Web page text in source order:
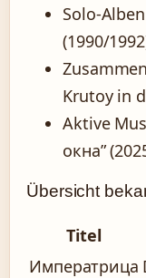
Solo-
(1990/
Krutoy in
Aktive
окна”
Übersicht
Titel
Императрица